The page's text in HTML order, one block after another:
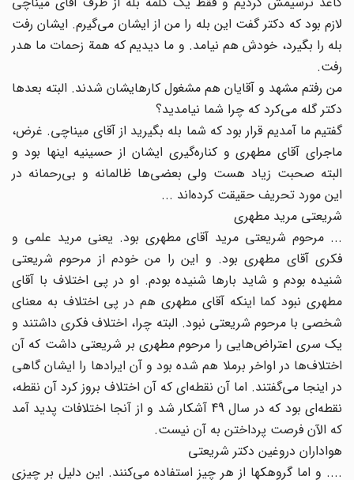
لازم بود که دکتر گفت این بله را من از ایشان می‌گیرم. ایشان رفت
بله را بگیرد، خودش هم نیامد. و ما دیدیم که همة زحمات ما هدر
رفت.
من رفتم مشهد و آقایان هم مشغول کارهایشان شدند. البته بعدها
دکتر گله می‌کرد که چرا شما نیامدید؟
گفتیم ما آمدیم قرار بود که شما بله بگیرید از آقای میناچی. غرض،
ماجرای آقای مطهری و کناره‌گیری ایشان از حسینیه اینها بود و
البته صحبت زیاد هست ولی بعضی‌ها ظالمانه و بی‌رحمانه در
این مورد تحریف حقیقت کرده‌اند ...
شریعتی مرید مطهری
... مرحوم شریعتی مرید آقای مطهری بود. یعنی مرید علمی و
فکری آقای مطهری بود. و این را من خودم از مرحوم شریعتی
شنیده بودم و شاید بارها شنیده بودم. او در پی اختلاف با آقای
مطهری نبود کما اینکه آقای مطهری هم در پی اختلاف به معنای
شخصی با مرحوم شریعتی نبود. البته چرا، اختلاف فکری داشتند و
یک سری اعتراض‌هایی را مرحوم مطهری بر شریعتی داشت که آن
اختلاف‌ها در اواخر برملا هم شده بود و آن ایرادها را ایشان گاهی
در اینجا می‌گفتند. اما آن نقطه‌ای که آن اختلاف بروز کرد آن نقطه،
نقطه‌ای بود که در سال 49 آشکار شد و از آنجا اختلافات پدید آمد
که الآن فرصت پرداختن به آن نیست.
هواداران دروغین دکتر شریعتی
.... و اما گروهکها از هر چیز استفاده می‌کنند. این دلیل بر چیزی